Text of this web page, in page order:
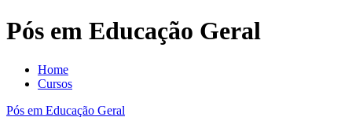
Pós em Educação Geral
Home
Cursos
Pós em Educação Geral